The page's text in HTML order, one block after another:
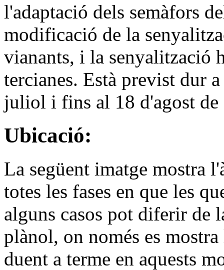
l'adaptació dels semàfors
modificació de la
vianants, i la senyalització
tercianes. Està previst dur
juliol i fins al 18 d'agost de
Ubicació:
La següent imatge mostra
totes les fases en que les
alguns casos pot diferir de
plànol, on només es
duent a terme en aquests